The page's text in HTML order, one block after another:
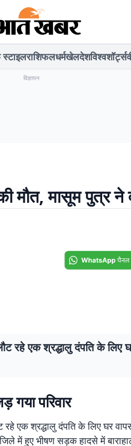
राशिफलधर्मखेलदेशविश्वशॉर्ट्स
विज्ञापन
मौत, मासूम पुत्र ने
रहे एक श्रद्धालु दंपति के लिए
गया परिवार
रहे एक श्रद्धालु दंपति के लिए घर
में हुए भीषण सड़क हादसे में